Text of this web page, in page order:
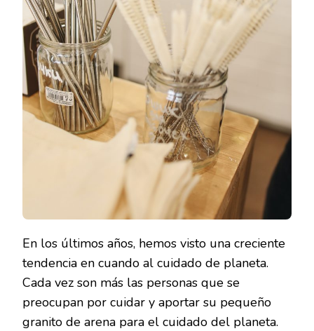
En los últimos años, hemos visto una creciente
tendencia en cuando al cuidado de planeta.
Cada vez son más las personas que se
preocupan por cuidar y aportar su pequeño
granito de arena para el cuidado del planeta.